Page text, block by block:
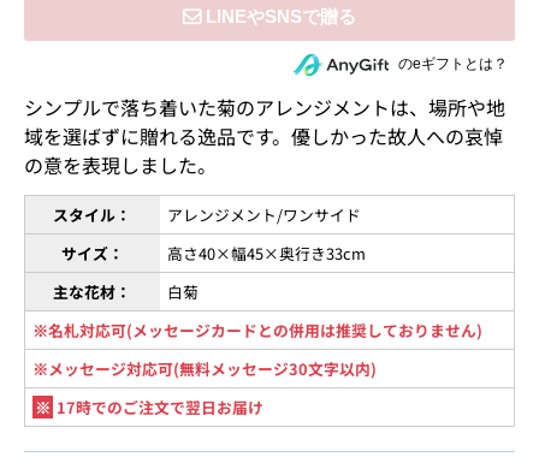
住所を知らない相手にeギフトで贈るのeギフトとは？
シンプルで落ち着いた菊のアレンジメントは、場所や地
域を選ばずに贈れる逸品です。優しかった故人への哀悼
の意を表現しました。
スタイル：
アレンジメント/ワンサイド
サイズ：
高さ40×幅45×奥行き33cm
主な花材：
白菊
※名札対応可(メッセージカードとの併用は推奨しておりません)
※メッセージ対応可(無料メッセージ30文字以内)
※ 17時でのご注文で翌日お届け